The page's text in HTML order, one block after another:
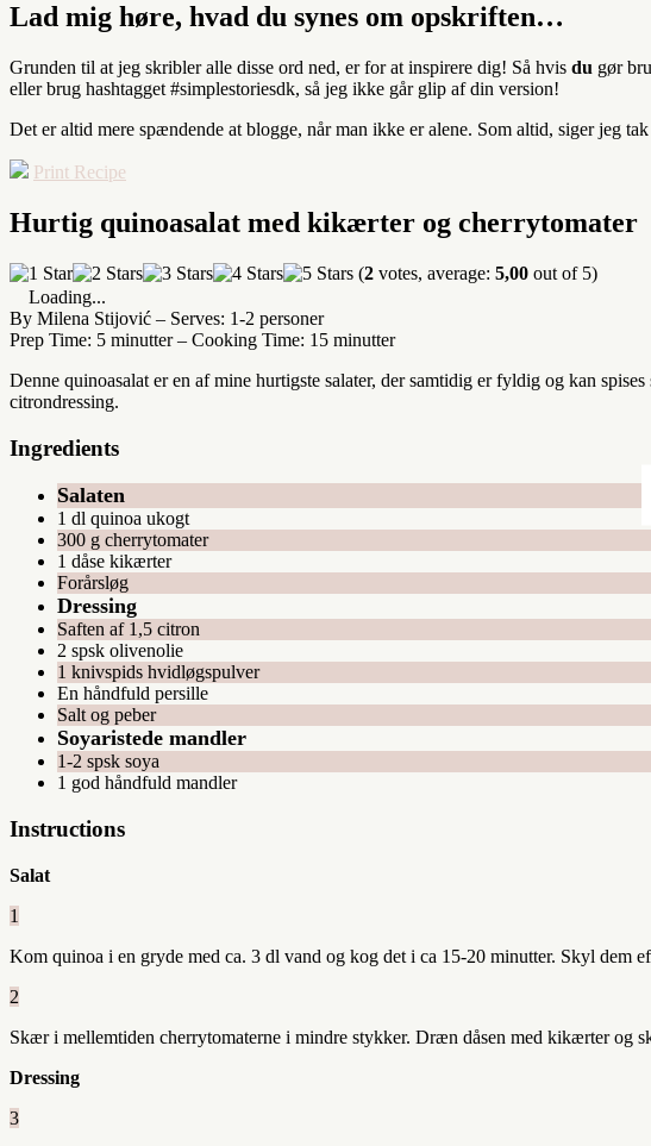
Lad mig høre, hvad du synes om opskriften…
Grunden til at jeg skribler alle disse ord ned, er for at inspirere dig! Så hvis du gør
eller brug hashtagget #simplestoriesdk, så jeg ikke går glip af din version!
Det er altid mere spændende at blogge, når man ikke er alene. Som altid, siger jeg
Print Recipe
Hurtig quinoasalat med kikærter og cherrytomater
(2 votes, average: 5,00 out of 5)
Loading...
By Milena Stijović – Serves: 1-2 personer
Prep Time: 5 minutter– Cooking Time: 15 minutter
Denne quinoasalat er en af mine hurtigste salater, der samtidig er fyldig og kan
citrondressing.
Ingredients
Salaten
1 dl quinoa ukogt
300 g cherrytomater
1 dåse kikærter
Forårsløg
Dressing
Saften af 1,5 citron
2 spsk olivenolie
1 knivspids hvidløgspulver
En håndfuld persille
Salt og peber
Soyaristede mandler
1-2 spsk soya
1 god håndfuld mandler
Instructions
Salat
1
Kom quinoa i en gryde med ca. 3 dl vand og kog det i ca 15-20 minutter. Skyl dem
2
Skær i mellemtiden cherrytomaterne i mindre stykker. Dræn dåsen med kikærter og
Dressing
3